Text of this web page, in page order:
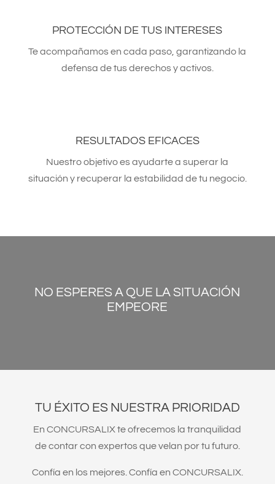
PROTECCIÓN DE TUS INTERESES
Te acompañamos en cada paso, garantizando la
defensa de tus derechos y activos.
RESULTADOS EFICACES
Nuestro objetivo es ayudarte a superar la
situación y recuperar la estabilidad de tu negocio.
NO ESPERES A QUE LA SITUACIÓN
EMPEORE
TU ÉXITO ES NUESTRA PRIORIDAD
En CONCURSALIX te ofrecemos la tranquilidad
de contar con expertos que velan por tu futuro.
Confía en los mejores. Confía en CONCURSALIX.